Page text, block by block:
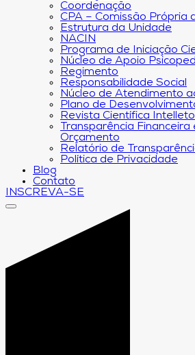
Coordenação
CPA – Comissão Própria
Estrutura da Unidade
NACIN
Programa de Iniciação
Núcleo de Apoio
Regimento
Responsabilidade Social
Núcleo de Atendimento
Plano de
Revista Científica Intelleto
Transparência
Orçamento
Relatório de
Política de Privacidade
Blog
Contato
INSCREVA-SE